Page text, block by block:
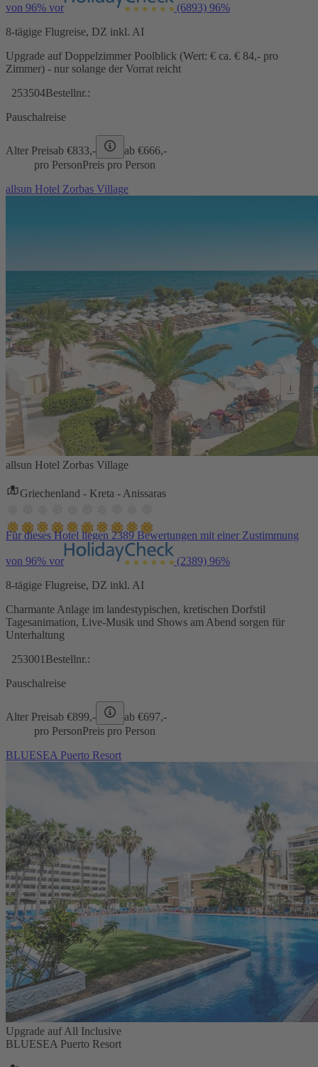
von 96% vor (6893) 96%
8-tägige Flugreise, DZ inkl. AI
Upgrade auf Doppelzimmer Poolblick (Wert: € ca. € 84,- pro
Zimmer) - nur solange der Vorrat reicht
253504Bestellnr.:
Pauschalreise
Alter Preisab €833,- ab €666,-
pro PersonPreis pro Person
allsun Hotel Zorbas Village
allsun Hotel Zorbas Village
Griechenland - Kreta - Anissaras
Für dieses Hotel liegen 2389 Bewertungen mit einer Zustimmung
von 96% vor (2389) 96%
8-tägige Flugreise, DZ inkl. AI
Charmante Anlage im landestypischen, kretischen Dorfstil
Tagesanimation, Live-Musik und Shows am Abend sorgen für
Unterhaltung
253001 Bestellnr.:
Pauschalreise
Alter Preisab €899,- ab €697,-
pro PersonPreis pro Person
BLUESEA Puerto Resort
Upgrade auf All Inclusive
BLUESEA Puerto Resort